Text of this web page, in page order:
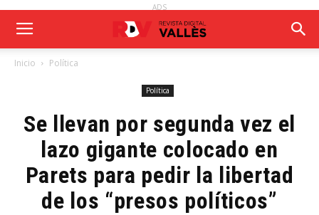
ADS
Inicio Política
Política
Se llevan por segunda vez el
lazo gigante colocado en
Parets para pedir la libertad
de los “presos políticos”